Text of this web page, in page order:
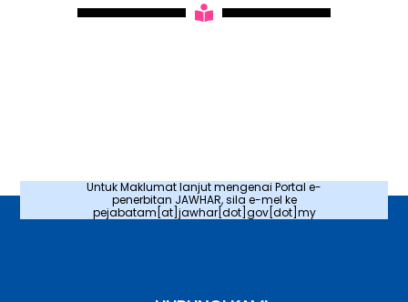
Untuk Maklumat lanjut mengenai Portal e-
penerbitan JAWHAR, sila e-mel ke
pejabatam[at]jawhar[dot]gov[dot]my